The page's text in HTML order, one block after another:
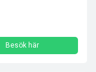
Besök här